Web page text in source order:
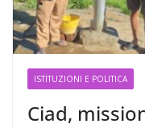
ISTITUZIONI E POLITICA
Ciad,